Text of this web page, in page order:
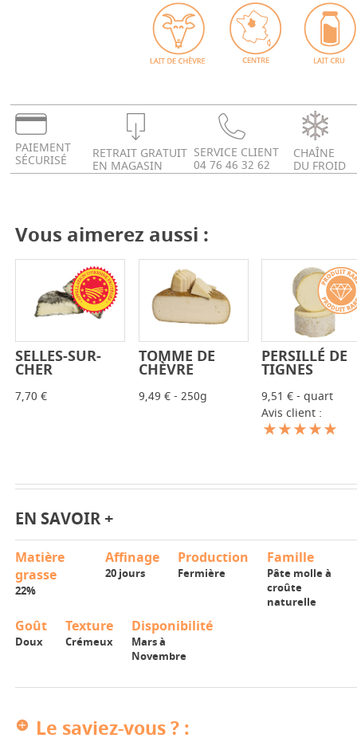
PAIEMENT
SÉCURISÉ RETRAIT GRATUIT
EN MAGASIN
SERVICE CLIENT
04 76 46 32 62
CHAÎNE
DU FROID
Vous aimerez aussi :
- +
SELLES-SUR-
CHER
7,70 €
- +
TOMME DE
CHÈVRE
9,49 € - 250g
- +
PERSILLÉ DE
TIGNES
9,51 € - quart
Avis client :
EN SAVOIR +
Matière
grasse
22%
Affinage
20 jours
Production
Fermière
Famille
Pâte molle à
croûte
naturelle
Goût
Doux
Texture
Crémeux
Disponibilité
Mars à
Novembre
Le saviez-vous ? :